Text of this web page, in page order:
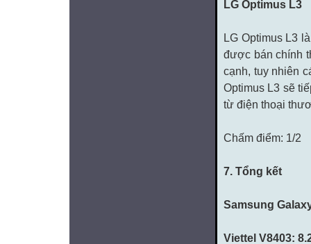
LG Optimus L3
LG Optimus L3
được bán chính
cạnh, tuy nhiên
Optimus L3 sẽ
từ điện thoại
Chấm điểm: 1/2
7. Tổng kết
Samsung
Viettel V8403: